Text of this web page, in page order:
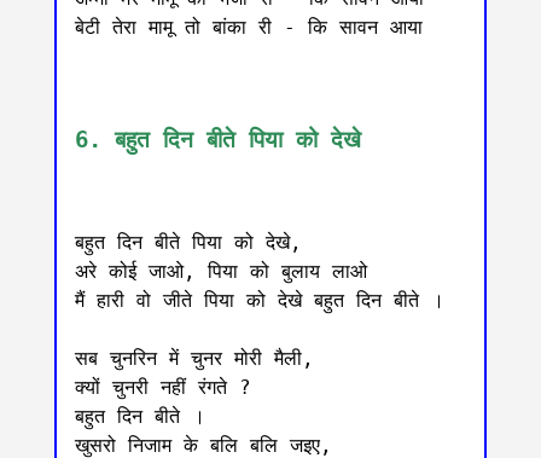
बेटी तेरा मामू तो बांका री - कि सावन आया
6. बहुत दिन बीते पिया को देखे
बहुत दिन बीते पिया को देखे,
अरे कोई जाओ, पिया को बुलाय लाओ
मैं हारी वो जीते पिया को देखे बहुत दिन बीते ।
सब चुनरिन में चुनर मोरी मैली,
क्यों चुनरी नहीं रंगते ?
बहुत दिन बीते ।
खुसरो निजाम के बलि बलि जइए,